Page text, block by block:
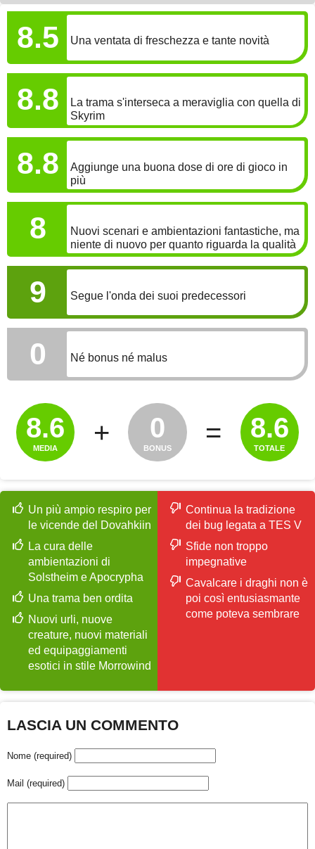
8.5 Una ventata di freschezza e tante novità
8.8
La trama s'interseca a meraviglia con quella di
Skyrim
8.8
Aggiunge una buona dose di ore di gioco in
più
8
Nuovi scenari e ambientazioni fantastiche, ma
niente di nuovo per quanto riguarda la qualità
9 Segue l'onda dei suoi predecessori
0 Né bonus né malus
8.6
MEDIA
+ 0
BONUS
= 8.6
TOTALE
Un più ampio respiro per
le vicende del Dovahkiin
La cura delle
ambientazioni di
Solstheim e Apocrypha
Una trama ben ordita
Nuovi urli, nuove
creature, nuovi materiali
ed equipaggiamenti
esotici in stile Morrowind
Continua la tradizione
dei bug legata a TES V
Sfide non troppo
impegnative
Cavalcare i draghi non è
poi così entusiasmante
come poteva sembrare
LASCIA UN COMMENTO
Nome (required)
Mail (required)